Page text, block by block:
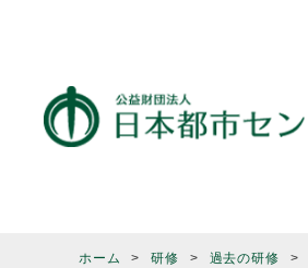
ホーム 研修 過去の研修